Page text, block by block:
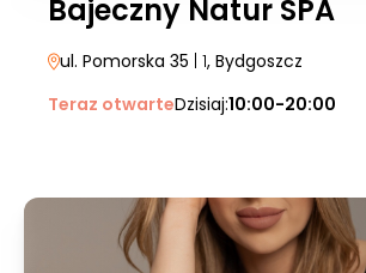
Bajeczny Natur SPA
ul. Pomorska 35 | 1, Bydgoszcz
Teraz otwarteDzisiaj:10:00-20:00